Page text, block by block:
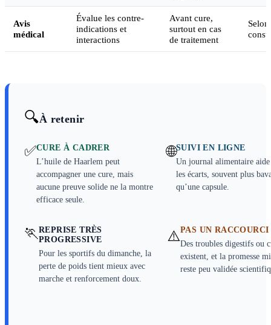
Avis
médical
Évalue les contre-
indications et
interactions
Avant cure,
surtout en cas
de traitement
Selon
🔍À retenir
✅CURE À CADRER
L’huile de Haarlem peut
accompagner une cure, mais
aucune preuve solide ne la montre
efficace seule.
🌐SUIVI EN LIGNE
Un journal alimentaire
les écarts, souvent plus
qu’une capsule.
🏃 REPRISE TRÈS
PROGRESSIVE
Pour les sportifs du dimanche, la
perte de poids tient mieux avec
marche et renforcement doux.
⚠️PAS UN RACCOURCI
Des troubles digestifs ou
existent, et la promesse
reste peu validée